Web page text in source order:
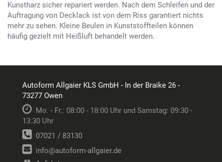
Kunstharz sicher repariert werden. Nach dem Schleifen und der
Auftragung von Decklack ist von dem Riss garantiert nichts
mehr zu sehen. Kleine Beulen in Kunststoffteilen können
häufig gezielt mit Heißluft behandelt werden.
Autoform Allgaier KLS GmbH - In der Braike 26 -
73277 Owen
Mo. - Fr.: 08:00 - 18:00 Uhr und Samstag: 09:30 -
13:30 Uhr
07021 / 83130
info@autoform-allgaier.de